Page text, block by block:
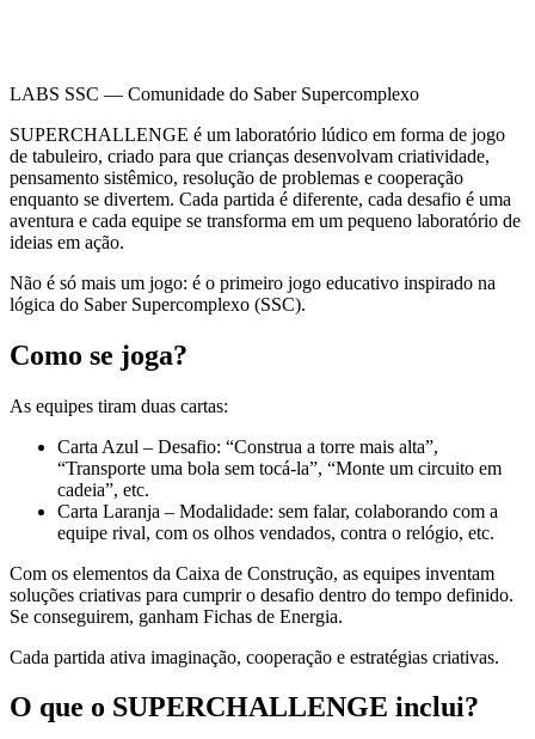
LABS SSC — Comunidade do Saber Supercomplexo
SUPERCHALLENGE é um laboratório lúdico em forma de jogo
de tabuleiro, criado para que crianças desenvolvam criatividade,
pensamento sistêmico, resolução de problemas e cooperação
enquanto se divertem. Cada partida é diferente, cada desafio é uma
aventura e cada equipe se transforma em um pequeno laboratório de
ideias em ação.
Não é só mais um jogo: é o primeiro jogo educativo inspirado na
lógica do Saber Supercomplexo (SSC).
Como se joga?
As equipes tiram duas cartas:
Carta Azul – Desafio: “Construa a torre mais alta”,
“Transporte uma bola sem tocá-la”, “Monte um circuito em
cadeia”, etc.
Carta Laranja – Modalidade: sem falar, colaborando com a
equipe rival, com os olhos vendados, contra o relógio, etc.
Com os elementos da Caixa de Construção, as equipes inventam
soluções criativas para cumprir o desafio dentro do tempo definido.
Se conseguirem, ganham Fichas de Energia.
Cada partida ativa imaginação, cooperação e estratégias criativas.
O que o SUPERCHALLENGE inclui?